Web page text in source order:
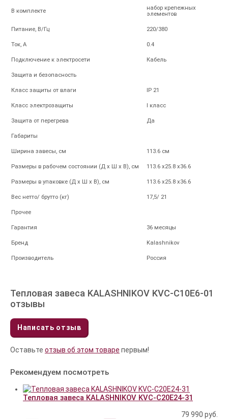
В комплекте
набор крепежных
элементов
Питание, В/Гц 220/380
Ток, А 0.4
Подключение к электросети Кабель
Защита и безопасность
Класс защиты от влаги IP 21
Класс электрозащиты I класс
Защита от перегрева Да
Габариты
Ширина завесы, см 113.6 см
Размеры в рабочем состоянии (Д х Ш х В), см 113.6 х25.8 х36.6
Размеры в упаковке (Д х Ш х В), см 113.6 х25.8 х36.6
Вес нетто/ брутто (кг) 17,5/ 21
Прочее
Гарантия 36 месяцы
Бренд Kalashnikov
Производитель Россия
Тепловая завеса KALASHNIKOV KVС-C10E6-01
отзывы
Написать отзыв
Оставьте отзыв об этом товаре первым!
Рекомендуем посмотреть
Тепловая завеса KALASHNIKOV KVС-C20E24-31
79 990 руб.